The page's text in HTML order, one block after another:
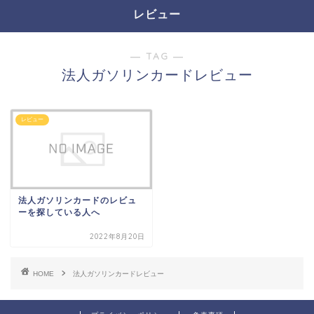
レビュー
― TAG ―
法人ガソリンカードレビュー
レビュー
法人ガソリンカードのレビュ
ーを探している人へ
2022年8月20日
HOME 法人ガソリンカードレビュー